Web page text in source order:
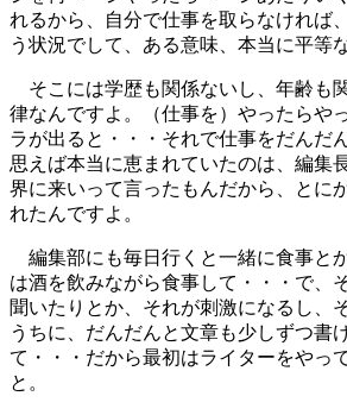
れるから、自分で仕事を取らなければ
う状況でして、ある意味、本当に平等
そこには学歴も関係ないし、年齢も
律なんですよ。（仕事を）やったらや
ラが出ると・・・それで仕事をだんだ
思えば本当に恵まれていたのは、編集
界に来いって言ったもんだから、とに
れたんですよ。
編集部にも毎日行くと一緒に食事と
は酒を飲みながら食事して・・・で、
聞いたりとか、それが刺激になるし、
うちに、だんだんと文章も少しずつ書
て・・・だから最初はライターをやっ
と。